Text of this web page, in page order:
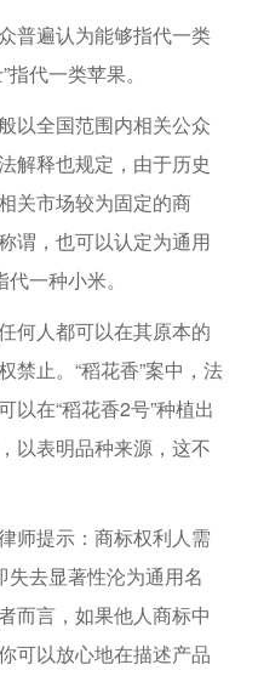
普遍认为能够指代一类
代一类苹果。
以全国范围内相关公众
解释也规定，由于历史
关市场较为固定的商
谓，也可以认定为通用
一种小米。
何人都可以在其原本的
禁止。“稻花香”案中，法
以在“稻花香2号”种植出
以表明品种来源，这不
师提示：商标权利人需
失去显著性沦为通用名
而言，如果他人商标中
可以放心地在描述产品